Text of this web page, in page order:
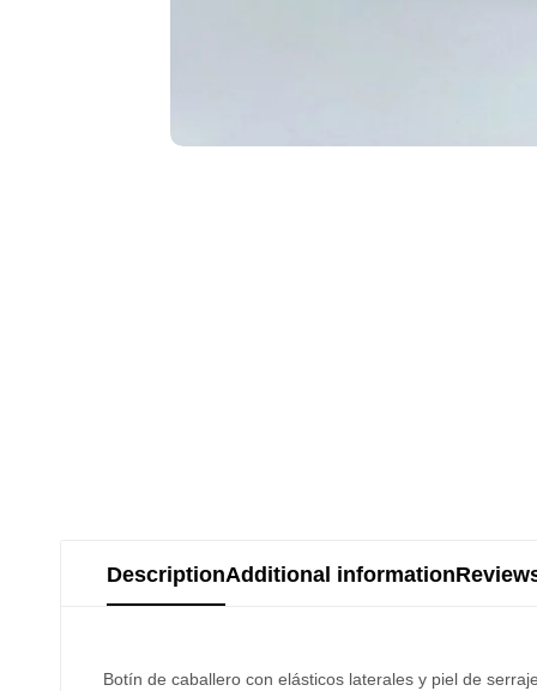
DescriptionAdditional information
Botín de caballero con elásticos laterales y piel de